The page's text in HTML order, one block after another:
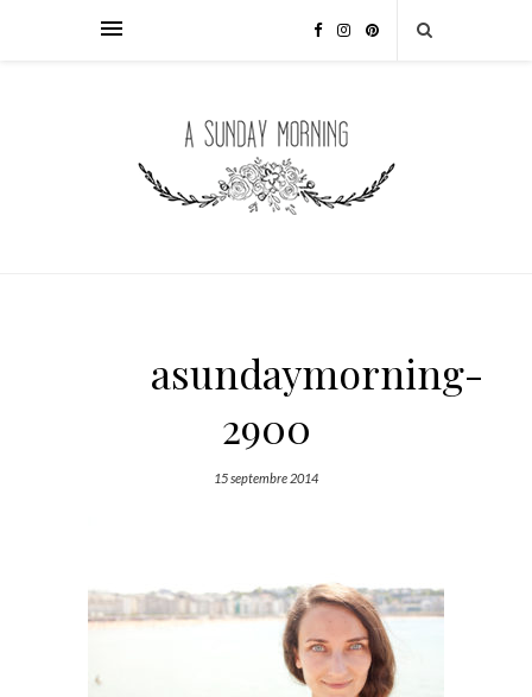
asundaymorning-
2900
15 septembre 2014